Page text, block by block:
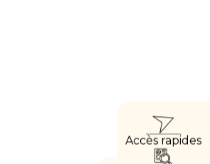
Accès rapides